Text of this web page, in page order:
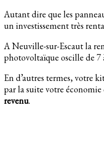
Autant dire que les
un investissement très
A Neuville-sur-Escaut la
photovoltaïque oscille de 7
En d’autres termes, votre
par la suite votre économie
revenu.